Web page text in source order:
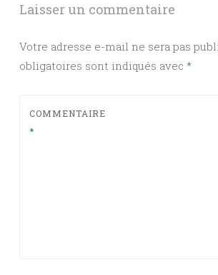
Laisser un commentaire
Votre adresse e-mail ne sera pas
obligatoires sont indiqués avec *
COMMENTAIRE
*